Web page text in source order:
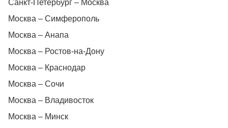
Санкт-Петербург – Москва
Москва – Симферополь
Москва – Анапа
Москва – Ростов-на-Дону
Москва – Краснодар
Москва – Сочи
Москва – Владивосток
Москва – Минск